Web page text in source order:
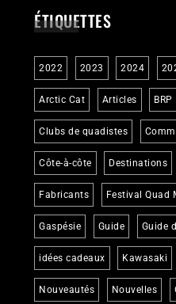
ÉTIQUETTES
2022 2023 2024
Arctic Cat Articles BRP
Clubs de quadistes
Côte-à-côte Destinations
Fabricants Festival Quad
Gaspésie Guide Guide
idées cadeaux Kawasaki
Nouveautés Nouvelles